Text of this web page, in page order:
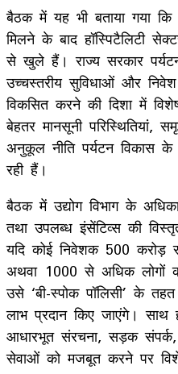
बैठक में यह भी बताया गया कि
मिलने के बाद हॉस्पिटैलिटी
से खुले हैं। राज्य सरकार
उच्चस्तरीय सुविधाओं और
विकसित करने की दिशा में
बेहतर मानसूनी परिस्थितियां,
अनुकूल नीति पर्यटन विकास
रही हैं।
बैठक में उद्योग विभाग के
तथा उपलब्ध इंसेंटिव्स की
यदि कोई निवेशक 500
अथवा 1000 से अधिक लोगों
उसे ‘बी-स्पोक पॉलिसी’ के
लाभ प्रदान किए जाएंगे। साथ
आधारभूत संरचना, सड़क
सेवाओं को मजबूत करने पर